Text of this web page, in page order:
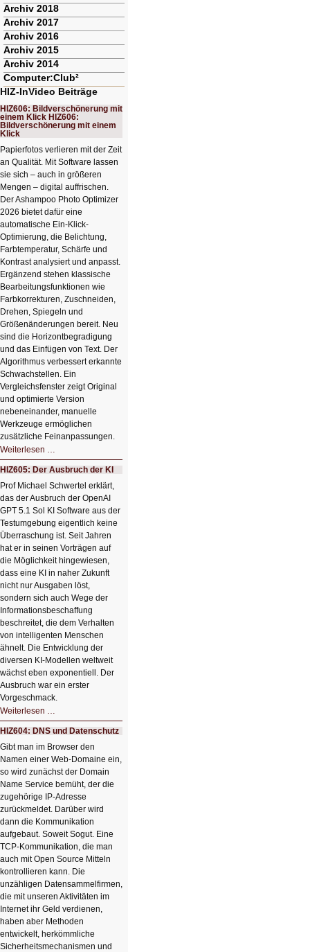
Archiv 2018
Archiv 2017
Archiv 2016
Archiv 2015
Archiv 2014
Computer:Club²
HIZ-InVideo Beiträge
HIZ606: Bildverschönerung mit
einem Klick HIZ606:
Bildverschönerung mit einem
Klick
Papierfotos verlieren mit der Zeit
an Qualität. Mit Software lassen
sie sich – auch in größeren
Mengen – digital auffrischen.
Der Ashampoo Photo Optimizer
2026 bietet dafür eine
automatische Ein-Klick-
Optimierung, die Belichtung,
Farbtemperatur, Schärfe und
Kontrast analysiert und anpasst.
Ergänzend stehen klassische
Bearbeitungsfunktionen wie
Farbkorrekturen, Zuschneiden,
Drehen, Spiegeln und
Größenänderungen bereit. Neu
sind die Horizontbegradigung
und das Einfügen von Text. Der
Algorithmus verbessert erkannte
Schwachstellen. Ein
Vergleichsfenster zeigt Original
und optimierte Version
nebeneinander, manuelle
Werkzeuge ermöglichen
zusätzliche Feinanpassungen.
Weiterlesen …
Bildverschönerung
mit
einem
Klick
HIZ606:
Bildverschönerung
mit
einem
Klick
HIZ605: Der Ausbruch der KI
Prof Michael Schwertel erklärt,
das der Ausbruch der OpenAI
GPT 5.1 Sol KI Software aus der
Testumgebung eigentlich keine
Überraschung ist. Seit Jahren
hat er in seinen Vorträgen auf
die Möglichkeit hingewiesen,
dass eine KI in naher Zukunft
nicht nur Ausgaben löst,
sondern sich auch Wege der
Informationsbeschaffung
beschreitet, die dem Verhalten
von intelligenten Menschen
ähnelt. Die Entwicklung der
diversen KI-Modellen weltweit
wächst eben exponentiell. Der
Ausbruch war ein erster
Vorgeschmack.
Weiterlesen …
Der
Ausbruch
der
KI
HIZ604: DNS und Datenschutz
Gibt man im Browser den
Namen einer Web-Domaine ein,
so wird zunächst der Domain
Name Service bemüht, der die
zugehörige IP-Adresse
zurückmeldet. Darüber wird
dann die Kommunikation
aufgebaut. Soweit Sogut. Eine
TCP-Kommunikation, die man
auch mit Open Source Mitteln
kontrollieren kann. Die
unzähligen Datensammelfirmen,
die mit unseren Aktivitäten im
Internet ihr Geld verdienen,
haben aber Methoden
entwickelt, herkömmliche
Sicherheitsmechanismen und